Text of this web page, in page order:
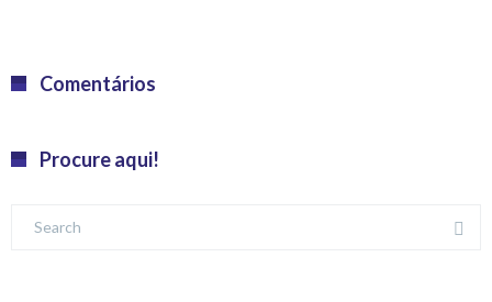
Comentários
Procure aqui!